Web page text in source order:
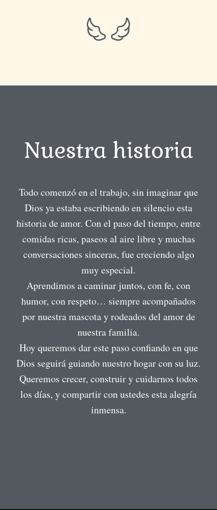
Nuestra historia
Todo comenzó en el trabajo, sin imaginar que
Dios ya estaba escribiendo en silencio esta
historia de amor. Con el paso del tiempo, entre
comidas ricas, paseos al aire libre y muchas
conversaciones sinceras, fue creciendo algo
muy especial.
Aprendimos a caminar juntos, con fe, con
humor, con respeto… siempre acompañados
por nuestra mascota y rodeados del amor de
nuestra familia.
Hoy queremos dar este paso confiando en que
Dios seguirá guiando nuestro hogar con su luz.
Queremos crecer, construir y cuidarnos todos
los días, y compartir con ustedes esta alegría
inmensa.